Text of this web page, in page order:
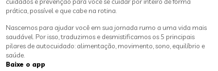
prática, possível e que cabe na rotina.
Nascemos para ajudar você em sua jornada rumo a uma vida mais
saudável. Por isso, traduzimos e desmistificamos os 5 principais
pilares de autocuidado: alimentação, movimento, sono, equilíbrio e
saúde.
Baixe o app